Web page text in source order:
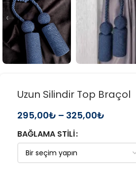
Uzun Silindir Top Braçol
295,00₺ – 325,00₺
BAĞLAMA STILI